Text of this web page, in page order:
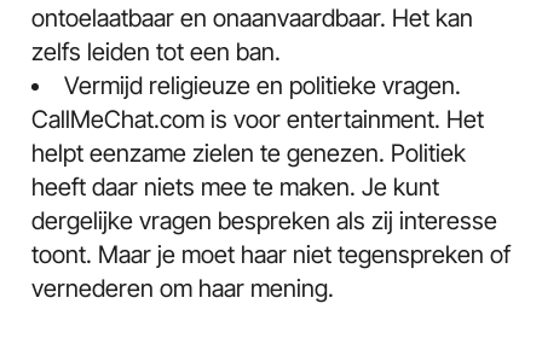
ontoelaatbaar en onaanvaardbaar. Het kan
zelfs leiden tot een ban.
Vermijd religieuze en politieke vragen.
CallMeChat.com is voor entertainment. Het
helpt eenzame zielen te genezen. Politiek
heeft daar niets mee te maken. Je kunt
dergelijke vragen bespreken als zij interesse
toont. Maar je moet haar niet tegenspreken of
vernederen om haar mening.